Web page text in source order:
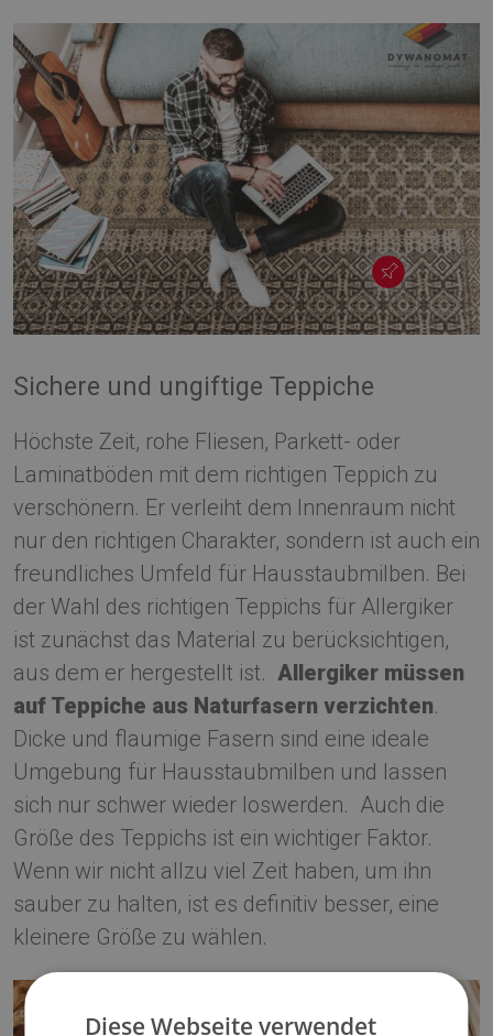
Sichere und ungiftige Teppiche
Höchste Zeit, rohe Fliesen, Parkett- oder
Laminatböden mit dem richtigen Teppich zu
verschönern. Er verleiht dem Innenraum nicht
nur den richtigen Charakter, sondern ist auch ein
freundliches Umfeld für Hausstaubmilben. Bei
der Wahl des richtigen Teppichs für Allergiker
ist zunächst das Material zu berücksichtigen,
aus dem er hergestellt ist. Allergiker müssen
auf Teppiche aus Naturfasern verzichten.
Dicke und flaumige Fasern sind eine ideale
Umgebung für Hausstaubmilben und lassen
sich nur schwer wieder loswerden. Auch die
Größe des Teppichs ist ein wichtiger Faktor.
Wenn wir nicht allzu viel Zeit haben, um ihn
sauber zu halten, ist es definitiv besser, eine
kleinere Größe zu wählen.
Diese Webseite verwendet